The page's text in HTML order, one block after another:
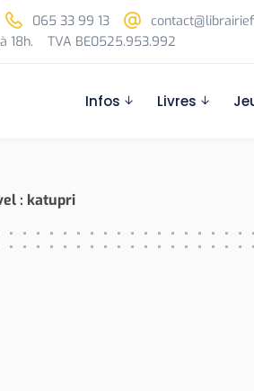
065 33 99 13
18h.
TVA BE0525.953.992
Infos Livres
: katupri